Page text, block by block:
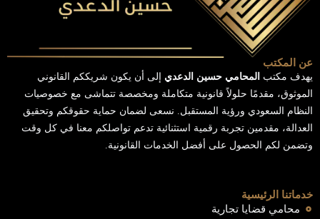
عن المكتب
يهدف مكتب المحامي حسين الدعدي إلى أن يكون شريككم القانوني
الموثوق، مقدمًا حلولاً قانونية متكاملة ومخصصة تتماشى مع خصوصيات
النظام السعودي ورؤية المستقبل. نسعى لضمان حماية حقوقكم وتحقيق
العدالة، مقدمين تجربة رقمية استثنائية تدعم تواصلكم معنا في كل وقت
وتضمن لكم الحصول على أفضل الخدمات القانونية.
خدماتنا الرئيسية
محامي قضايا تجارية